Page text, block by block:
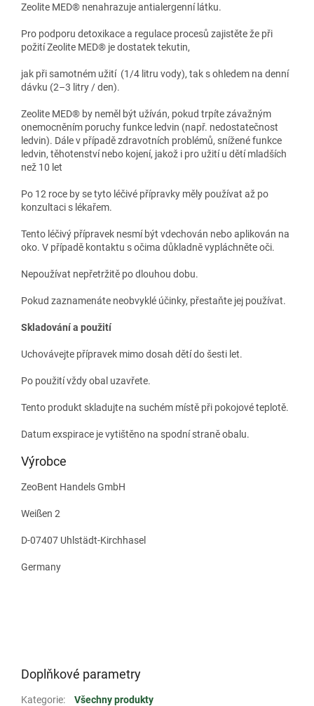
Zeolite MED® nenahrazuje antialergenní látku.
Pro podporu detoxikace a regulace procesů zajistěte že při
požití Zeolite MED® je dostatek tekutin,
jak při samotném užití (1/4 litru vody), tak s ohledem na denní
dávku (2–3 litry / den).
Zeolite MED® by neměl být užíván, pokud trpíte závažným
onemocněním poruchy funkce ledvin (např. nedostatečnost
ledvin). Dále v případě zdravotních problémů, snížené funkce
ledvin, těhotenství nebo kojení, jakož i pro užití u dětí mladších
než 10 let
Po 12 roce by se tyto léčivé přípravky měly používat až po
konzultaci s lékařem.
Tento léčivý přípravek nesmí být vdechován nebo aplikován na
oko. V případě kontaktu s očima důkladně vypláchněte oči.
Nepoužívat nepřetržitě po dlouhou dobu.
Pokud zaznamenáte neobvyklé účinky, přestaňte jej používat.
Skladování a použití
Uchovávejte přípravek mimo dosah dětí do šesti let.
Po použití vždy obal uzavřete.
Tento produkt skladujte na suchém místě při pokojové teplotě.
Datum exspirace je vytištěno na spodní straně obalu.
Výrobce
ZeoBent Handels GmbH
Weißen 2
D-07407 Uhlstädt-Kirchhasel
Germany
Doplňkové parametry
Kategorie:
Všechny produkty